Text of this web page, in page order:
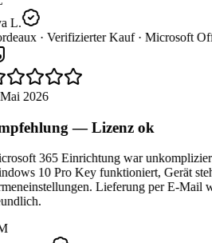
L.
· Verifizierter Kauf · Microsoft
2026
— Lizenz ok
365 Einrichtung war
10 Pro Key funktioniert, Gerät
Lieferung per E-Mail